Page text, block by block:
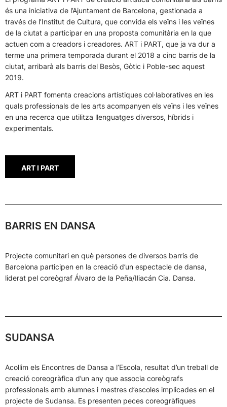
és una iniciativa de l’Ajuntament de Barcelona, gestionada a
través de l’Institut de Cultura, que convida els veïns i les veïnes
de la ciutat a participar en una proposta comunitària en la que
actuen com a creadors i creadores. ART i PART, que ja va dur a
terme una primera temporada durant el 2018 a cinc barris de la
ciutat, arribarà als barris del Besòs, Gòtic i Poble-sec aquest
2019.
ART i PART fomenta creacions artístiques col·laboratives en les
quals professionals de les arts acompanyen els veïns i les veïnes
en una recerca que utilitza llenguatges diversos, híbrids i
experimentals.
ART I PART
BARRIS EN DANSA
Projecte comunitari en què persones de diversos barris de
Barcelona participen en la creació d’un espectacle de dansa,
liderat pel coreògraf Álvaro de la Peña/Iliacán Cia. Dansa.
SUDANSA
Acollim els Encontres de Dansa a l’Escola, resultat d’un treball de
creació coreogràfica d’un any que associa coreògrafs
professionals amb alumnes i mestres d’escoles implicades en el
projecte de Sudansa. Es presenten peces coreogràfiques